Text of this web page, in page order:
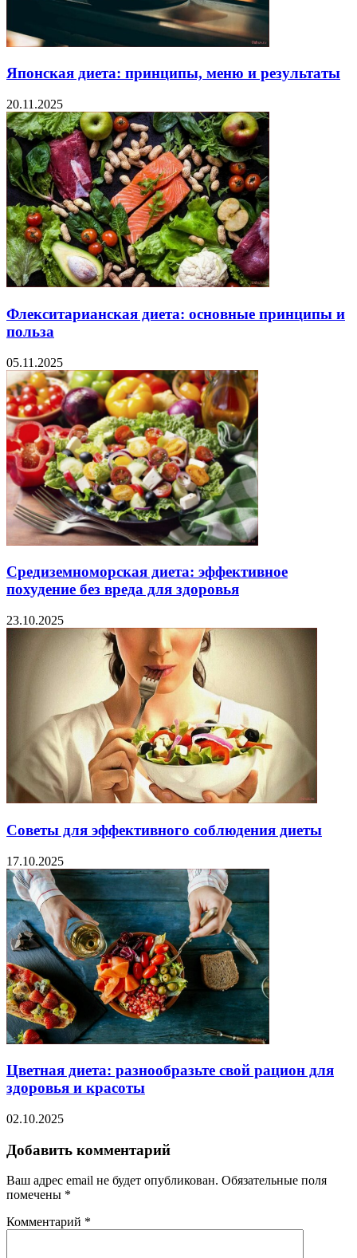
Японская диета: принципы, меню и результаты
20.11.2025
Флекситарианская диета: основные принципы и
польза
05.11.2025
Средиземноморская диета: эффективное
похудение без вреда для здоровья
23.10.2025
Советы для эффективного соблюдения диеты
17.10.2025
Цветная диета: разнообразьте свой рацион для
здоровья и красоты
02.10.2025
Добавить комментарий
Ваш адрес email не будет опубликован. Обязательные поля
помечены *
Комментарий *